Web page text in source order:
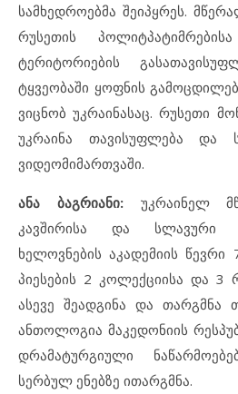
სამხედროებმა შეიპყრეს.
რუსეთის
ტერიტორიების
ტყვეობაში ყოფნის
ვიცნობ უკრაინასაც. რუსეთი
უკრაინა თავისუფლება და
ვიდეომიმართვაში.
ანა ბაგრიანი:უკრაინელ
კავშირისა და სლავური
ხელოვნების აკადემიის
პიესების 2 კოლექციისა და 3
ასევე შეადგინა და თარგმნა
ანთოლოგია მაკედონიის
დრამატურგიული
სერბულ ენებზე ითარგმნა.